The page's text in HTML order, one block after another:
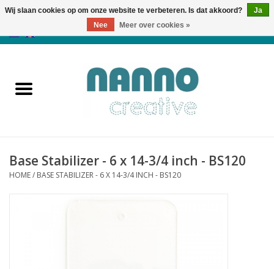
Producten
Nieuws
Base Stabilizer - 6 x 14-3/4 inch - BS120
HOME/ BASE STABILIZER - 6 X 14-3/4 INCH - BS120
Wij slaan cookies op om onze website te verbeteren. Is dat akkoord?
Ja
Nee
Meer over cookies »